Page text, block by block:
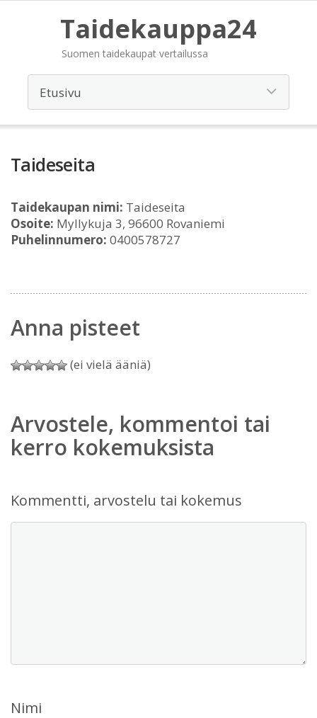
Taidekauppa24
Suomen taidekaupat vertailussa
Taideseita
Taidekaupan nimi: Taideseita
Osoite: Myllykuja 3, 96600 Rovaniemi
Puhelinnumero: 0400578727
Anna pisteet
(ei vielä ääniä)
Arvostele, kommentoi tai
kerro kokemuksista
Kommentti, arvostelu tai kokemus
Nimi